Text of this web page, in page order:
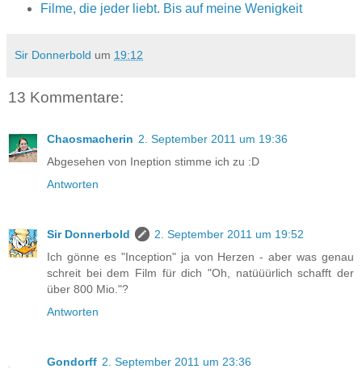
Filme, die jeder liebt. Bis auf meine Wenigkeit
Sir Donnerbold um 19:12
13 Kommentare:
Chaosmacherin 2. September 2011 um 19:36
Abgesehen von Ineption stimme ich zu :D
Antworten
Sir Donnerbold
2. September 2011 um 19:52
Ich gönne es "Inception" ja von Herzen - aber was genau
schreit bei dem Film für dich "Oh, natüüürlich schafft der
über 800 Mio."?
Antworten
Gondorff 2. September 2011 um 23:36